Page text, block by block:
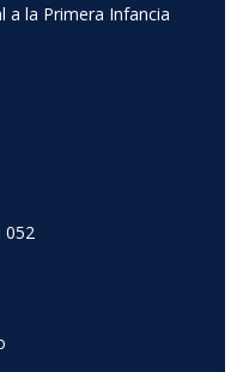
a la Primera Infancia
052